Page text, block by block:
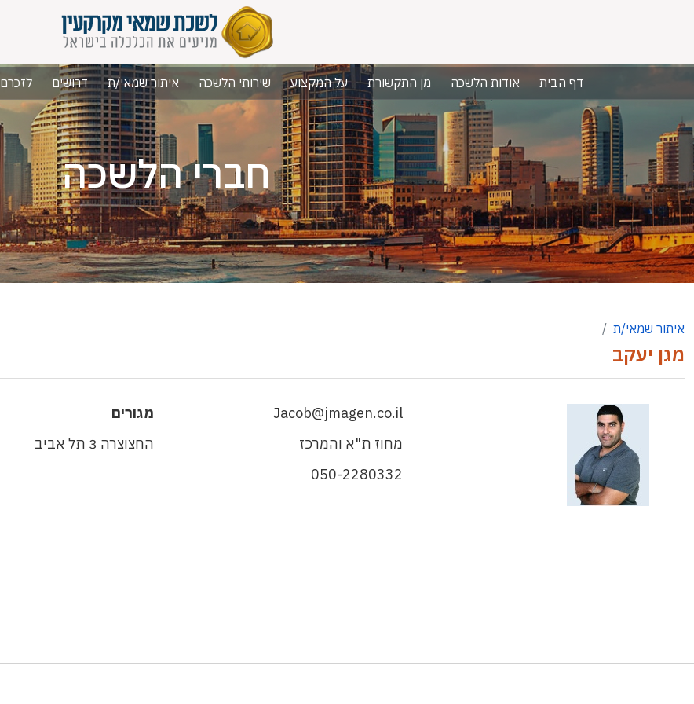
דף הבית אודות הלשכה מן התקשורת על המקצוע שירותי הלשכה איתור שמאי/ת דרושים לזכרם
חברי הלשכה
איתור שמאי/ת
מגן יעקב
Jacob@jmagen.co.il
מחוז ת"א והמרכז
050-2280332
מגורים
החצוצרה 3 תל אביב